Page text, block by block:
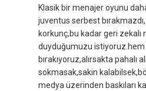
Klasik bir menajer oyunu
juventus serbest
korkunç,bu kadar geri
duyduğumuzu istiyoruz.hem
bırakıyoruz,alırsakta pahalı
sokmasak,sakin
medya üzerinden baskıları